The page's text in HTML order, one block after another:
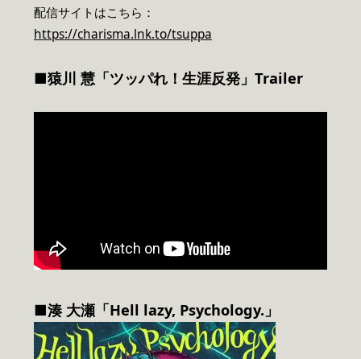
配信サイトはこちら：
https://charisma.lnk.to/tsuppa
■猿川 慧「ツッパれ！生涯反発」Trailer
■湊 大瀬「Hell lazy, Psychology.」